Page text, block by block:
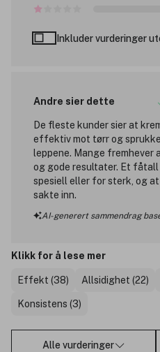
Inkluder vurderinger
Andre sier dette
De fleste kunder sier at
effektiv mot tørr og
leppene. Mange
og gode resultater. Et
spesiell eller for sterk, og
sakte inn.
AI-generert sammendrag
Klikk for å lese mer
Effekt (38) Allsidighet (22)
Konsistens (3)
Alle vurderinger